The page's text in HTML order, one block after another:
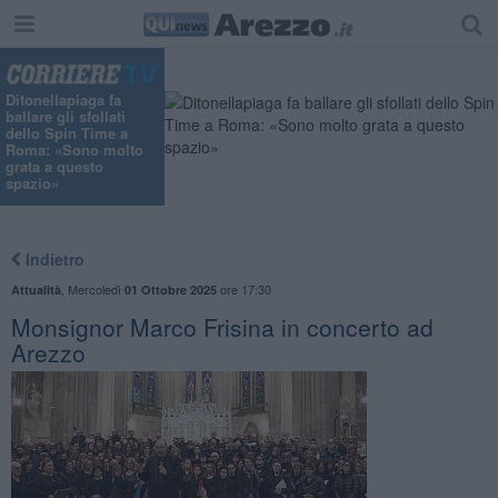
Ditonellapiaga fa
ballare gli sfollati
dello Spin Time a
Roma: «Sono molto
grata a questo
spazio»
Indietro
Attualità Mercoledì 01 Ottobre 2025ore 17:30
Monsignor Marco Frisina in concerto ad
Arezzo